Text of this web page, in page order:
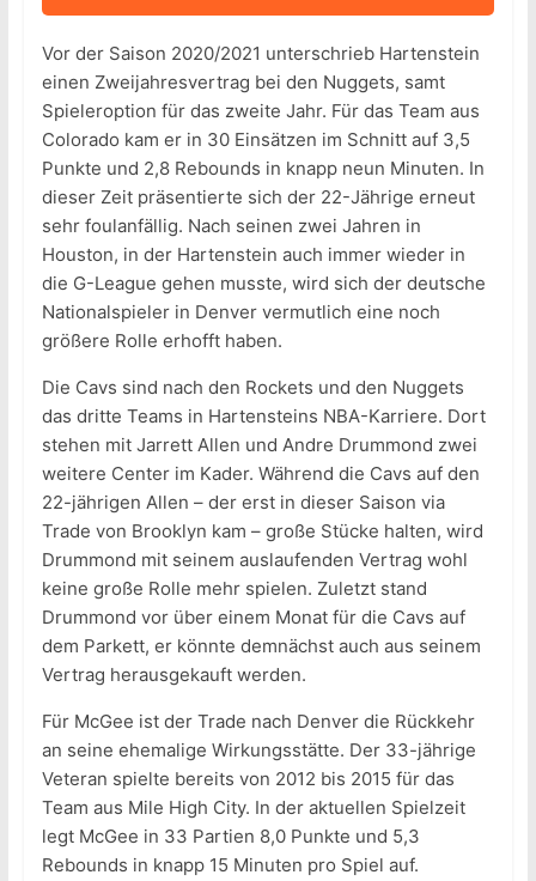
Vor der Saison 2020/2021 unterschrieb Hartenstein
einen Zweijahresvertrag bei den Nuggets, samt
Spieleroption für das zweite Jahr. Für das Team aus
Colorado kam er in 30 Einsätzen im Schnitt auf 3,5
Punkte und 2,8 Rebounds in knapp neun Minuten. In
dieser Zeit präsentierte sich der 22-Jährige erneut
sehr foulanfällig. Nach seinen zwei Jahren in
Houston, in der Hartenstein auch immer wieder in
die G-League gehen musste, wird sich der deutsche
Nationalspieler in Denver vermutlich eine noch
größere Rolle erhofft haben.
Die Cavs sind nach den Rockets und den Nuggets
das dritte Teams in Hartensteins NBA-Karriere. Dort
stehen mit Jarrett Allen und Andre Drummond zwei
weitere Center im Kader. Während die Cavs auf den
22-jährigen Allen – der erst in dieser Saison via
Trade von Brooklyn kam – große Stücke halten, wird
Drummond mit seinem auslaufenden Vertrag wohl
keine große Rolle mehr spielen. Zuletzt stand
Drummond vor über einem Monat für die Cavs auf
dem Parkett, er könnte demnächst auch aus seinem
Vertrag herausgekauft werden.
Für McGee ist der Trade nach Denver die Rückkehr
an seine ehemalige Wirkungsstätte. Der 33-jährige
Veteran spielte bereits von 2012 bis 2015 für das
Team aus Mile High City. In der aktuellen Spielzeit
legt McGee in 33 Partien 8,0 Punkte und 5,3
Rebounds in knapp 15 Minuten pro Spiel auf.